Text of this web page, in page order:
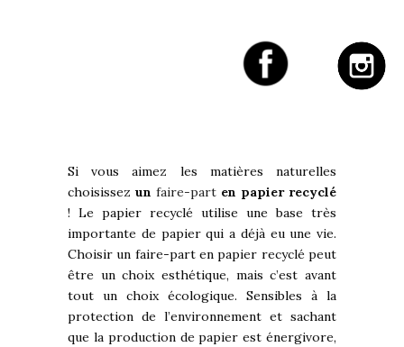
Si vous aimez les matières naturelles
choisissez un faire-part en papier recyclé
! Le papier recyclé utilise une base très
importante de papier qui a déjà eu une vie.
Choisir un faire-part en papier recyclé peut
être un choix esthétique, mais c’est avant
tout un choix écologique. Sensibles à la
protection de l’environnement et sachant
que la production de papier est énergivore,